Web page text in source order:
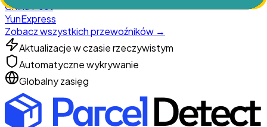
China Post
YunExpress
Zobacz wszystkich przewoźników →
Aktualizacje w czasie rzeczywistym
Automatyczne wykrywanie
Globalny zasięg